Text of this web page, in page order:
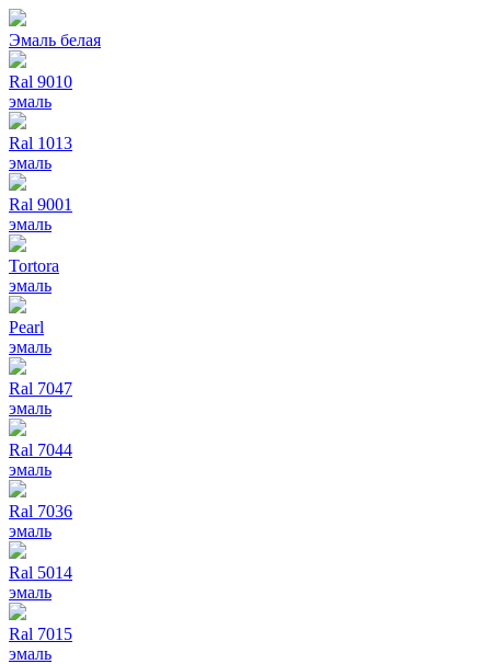
Эмаль белая
Ral 9010
эмаль
Ral 1013
эмаль
Ral 9001
эмаль
Tortora
эмаль
Pearl
эмаль
Ral 7047
эмаль
Ral 7044
эмаль
Ral 7036
эмаль
Ral 5014
эмаль
Ral 7015
эмаль